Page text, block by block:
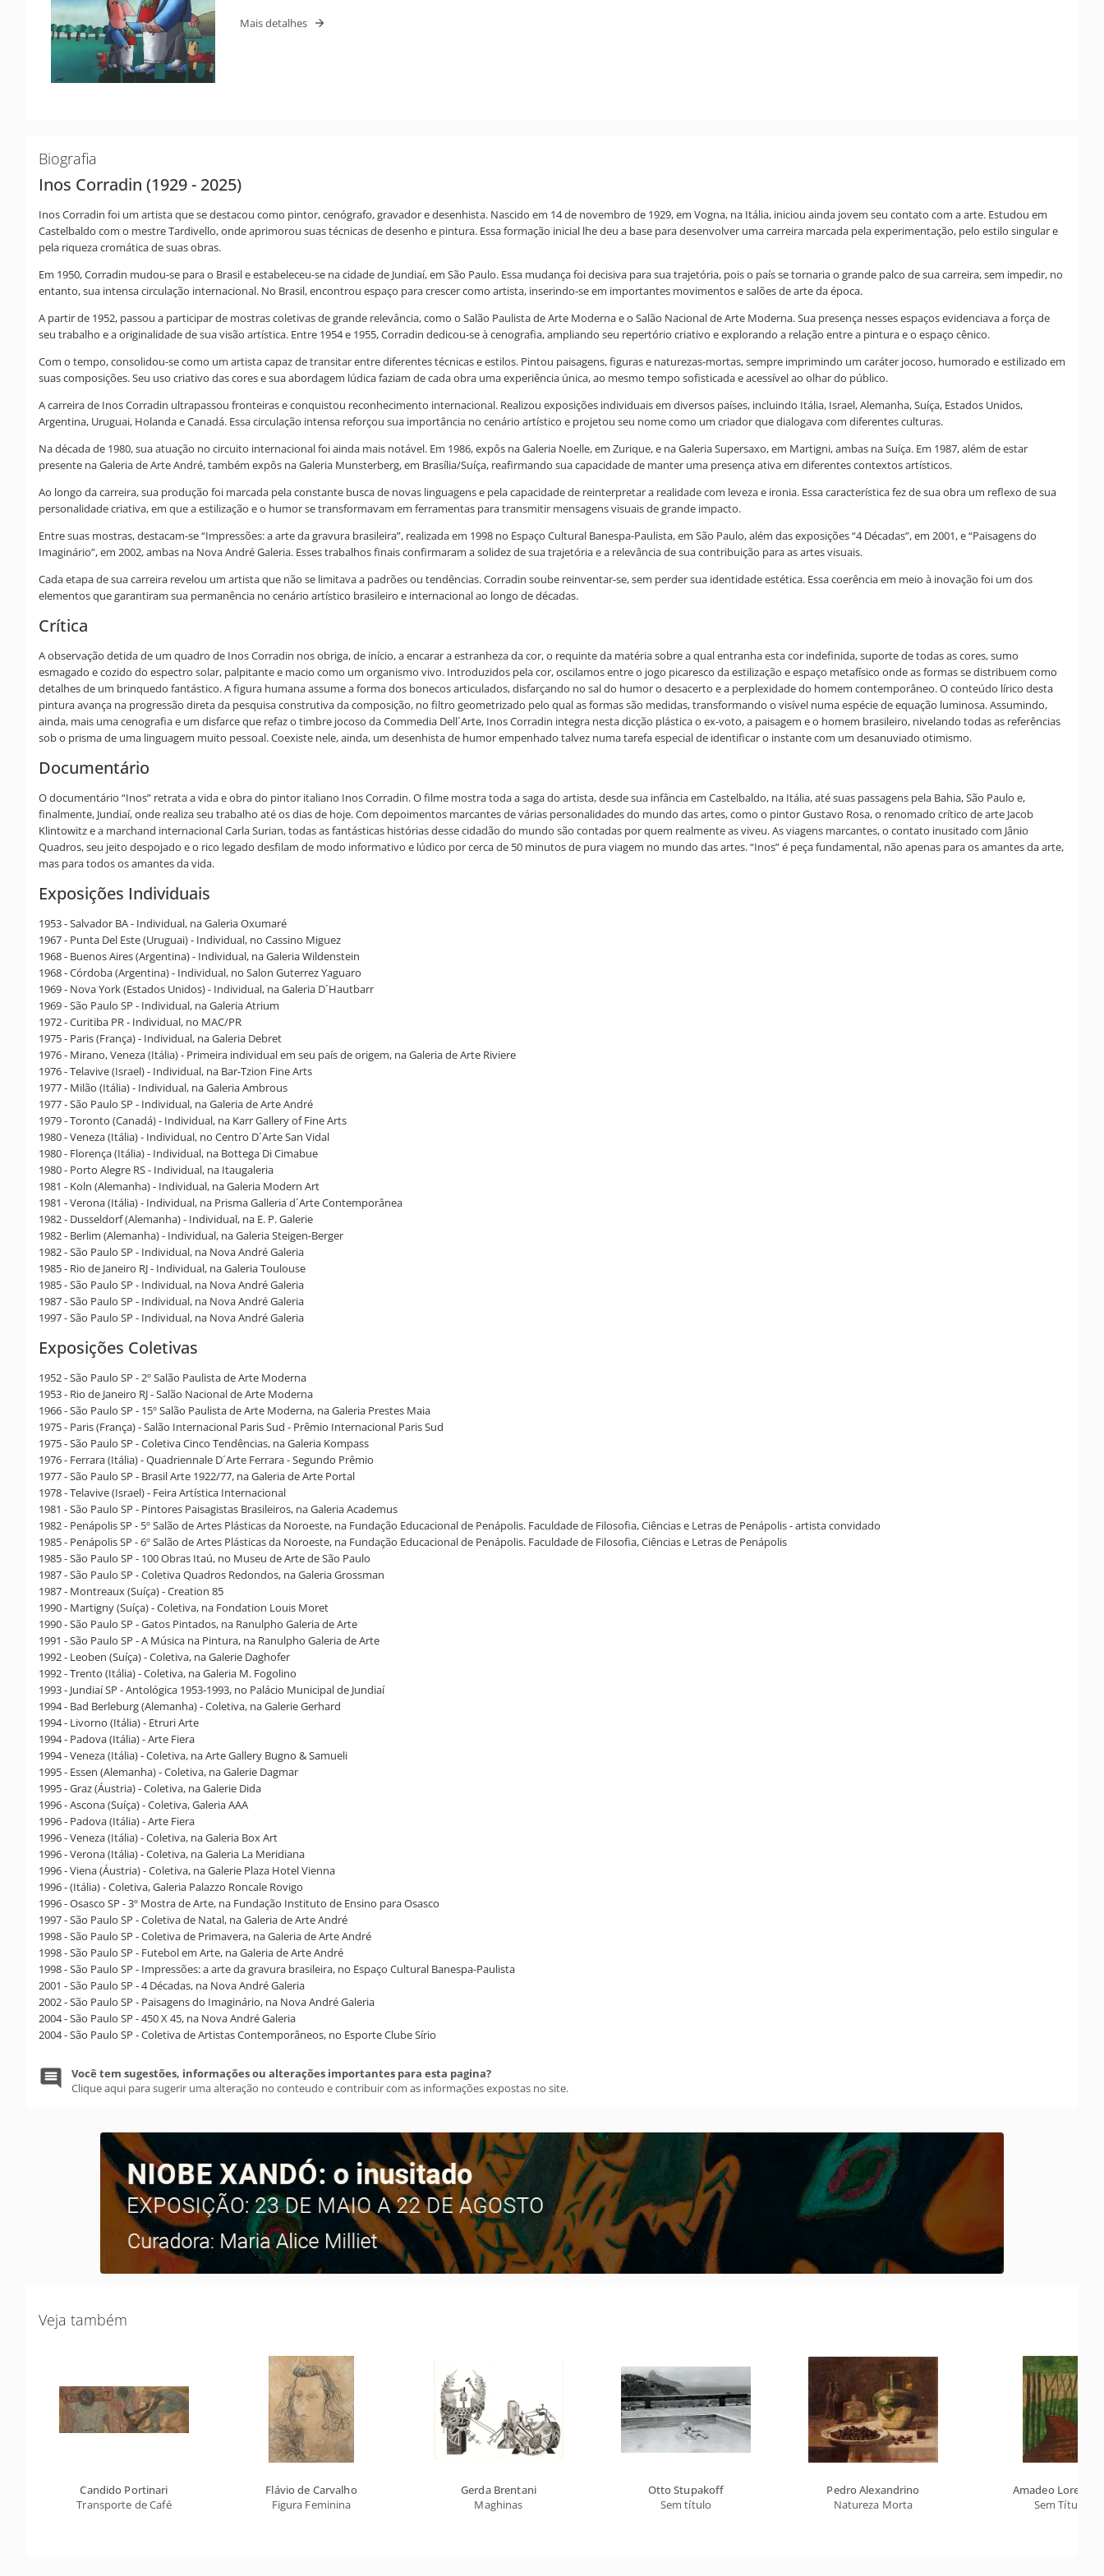
Mais detalhes
Biografia
Inos Corradin (1929 - 2025)
Inos Corradin foi um artista que se destacou como pintor, cenógrafo, gravador e desenhista. Nascido em 14 de novembro de 1929, em Vogna, na Itália, iniciou ainda jovem seu contato com a arte. Estudou em
Castelbaldo com o mestre Tardivello, onde aprimorou suas técnicas de desenho e pintura. Essa formação inicial lhe deu a base para desenvolver uma carreira marcada pela experimentação, pelo estilo singular e
pela riqueza cromática de suas obras.
Em 1950, Corradin mudou-se para o Brasil e estabeleceu-se na cidade de Jundiaí, em São Paulo. Essa mudança foi decisiva para sua trajetória, pois o país se tornaria o grande palco de sua carreira, sem impedir, no
entanto, sua intensa circulação internacional. No Brasil, encontrou espaço para crescer como artista, inserindo-se em importantes movimentos e salões de arte da época.
A partir de 1952, passou a participar de mostras coletivas de grande relevância, como o Salão Paulista de Arte Moderna e o Salão Nacional de Arte Moderna. Sua presença nesses espaços evidenciava a força de
seu trabalho e a originalidade de sua visão artística. Entre 1954 e 1955, Corradin dedicou-se à cenografia, ampliando seu repertório criativo e explorando a relação entre a pintura e o espaço cênico.
Com o tempo, consolidou-se como um artista capaz de transitar entre diferentes técnicas e estilos. Pintou paisagens, figuras e naturezas-mortas, sempre imprimindo um caráter jocoso, humorado e estilizado em
suas composições. Seu uso criativo das cores e sua abordagem lúdica faziam de cada obra uma experiência única, ao mesmo tempo sofisticada e acessível ao olhar do público.
A carreira de Inos Corradin ultrapassou fronteiras e conquistou reconhecimento internacional. Realizou exposições individuais em diversos países, incluindo Itália, Israel, Alemanha, Suíça, Estados Unidos,
Argentina, Uruguai, Holanda e Canadá. Essa circulação intensa reforçou sua importância no cenário artístico e projetou seu nome como um criador que dialogava com diferentes culturas.
Na década de 1980, sua atuação no circuito internacional foi ainda mais notável. Em 1986, expôs na Galeria Noelle, em Zurique, e na Galeria Supersaxo, em Martigni, ambas na Suíça. Em 1987, além de estar
presente na Galeria de Arte André, também expôs na Galeria Munsterberg, em Brasília/Suíça, reafirmando sua capacidade de manter uma presença ativa em diferentes contextos artísticos.
Ao longo da carreira, sua produção foi marcada pela constante busca de novas linguagens e pela capacidade de reinterpretar a realidade com leveza e ironia. Essa característica fez de sua obra um reflexo de sua
personalidade criativa, em que a estilização e o humor se transformavam em ferramentas para transmitir mensagens visuais de grande impacto.
Entre suas mostras, destacam-se “Impressões: a arte da gravura brasileira”, realizada em 1998 no Espaço Cultural Banespa-Paulista, em São Paulo, além das exposições “4 Décadas”, em 2001, e “Paisagens do
Imaginário”, em 2002, ambas na Nova André Galeria. Esses trabalhos finais confirmaram a solidez de sua trajetória e a relevância de sua contribuição para as artes visuais.
Cada etapa de sua carreira revelou um artista que não se limitava a padrões ou tendências. Corradin soube reinventar-se, sem perder sua identidade estética. Essa coerência em meio à inovação foi um dos
elementos que garantiram sua permanência no cenário artístico brasileiro e internacional ao longo de décadas.
Crítica
A observação detida de um quadro de Inos Corradin nos obriga, de início, a encarar a estranheza da cor, o requinte da matéria sobre a qual entranha esta cor indefinida, suporte de todas as cores, sumo
esmagado e cozido do espectro solar, palpitante e macio como um organismo vivo. Introduzidos pela cor, oscilamos entre o jogo picaresco da estilização e espaço metafísico onde as formas se distribuem como
detalhes de um brinquedo fantástico. A figura humana assume a forma dos bonecos articulados, disfarçando no sal do humor o desacerto e a perplexidade do homem contemporâneo. O conteúdo lírico desta
pintura avança na progressão direta da pesquisa construtiva da composição, no filtro geometrizado pelo qual as formas são medidas, transformando o visível numa espécie de equação luminosa. Assumindo,
ainda, mais uma cenografia e um disfarce que refaz o timbre jocoso da Commedia Dell´Arte, Inos Corradin integra nesta dicção plástica o ex-voto, a paisagem e o homem brasileiro, nivelando todas as referências
sob o prisma de uma linguagem muito pessoal. Coexiste nele, ainda, um desenhista de humor empenhado talvez numa tarefa especial de identificar o instante com um desanuviado otimismo.
Documentário
O documentário “Inos” retrata a vida e obra do pintor italiano Inos Corradin. O filme mostra toda a saga do artista, desde sua infância em Castelbaldo, na Itália, até suas passagens pela Bahia, São Paulo e,
finalmente, Jundiaí, onde realiza seu trabalho até os dias de hoje. Com depoimentos marcantes de várias personalidades do mundo das artes, como o pintor Gustavo Rosa, o renomado crítico de arte Jacob
Klintowitz e a marchand internacional Carla Surian, todas as fantásticas histórias desse cidadão do mundo são contadas por quem realmente as viveu. As viagens marcantes, o contato inusitado com Jânio
Quadros, seu jeito despojado e o rico legado desfilam de modo informativo e lúdico por cerca de 50 minutos de pura viagem no mundo das artes. “Inos” é peça fundamental, não apenas para os amantes da arte,
mas para todos os amantes da vida.
Exposições Individuais
1953 - Salvador BA - Individual, na Galeria Oxumaré
1967 - Punta Del Este (Uruguai) - Individual, no Cassino Miguez
1968 - Buenos Aires (Argentina) - Individual, na Galeria Wildenstein
1968 - Córdoba (Argentina) - Individual, no Salon Guterrez Yaguaro
1969 - Nova York (Estados Unidos) - Individual, na Galeria D´Hautbarr
1969 - São Paulo SP - Individual, na Galeria Atrium
1972 - Curitiba PR - Individual, no MAC/PR
1975 - Paris (França) - Individual, na Galeria Debret
1976 - Mirano, Veneza (Itália) - Primeira individual em seu país de origem, na Galeria de Arte Riviere
1976 - Telavive (Israel) - Individual, na Bar-Tzion Fine Arts
1977 - Milão (Itália) - Individual, na Galeria Ambrous
1977 - São Paulo SP - Individual, na Galeria de Arte André
1979 - Toronto (Canadá) - Individual, na Karr Gallery of Fine Arts
1980 - Veneza (Itália) - Individual, no Centro D´Arte San Vidal
1980 - Florença (Itália) - Individual, na Bottega Di Cimabue
1980 - Porto Alegre RS - Individual, na Itaugaleria
1981 - Koln (Alemanha) - Individual, na Galeria Modern Art
1981 - Verona (Itália) - Individual, na Prisma Galleria d´Arte Contemporânea
1982 - Dusseldorf (Alemanha) - Individual, na E. P. Galerie
1982 - Berlim (Alemanha) - Individual, na Galeria Steigen-Berger
1982 - São Paulo SP - Individual, na Nova André Galeria
1985 - Rio de Janeiro RJ - Individual, na Galeria Toulouse
1985 - São Paulo SP - Individual, na Nova André Galeria
1987 - São Paulo SP - Individual, na Nova André Galeria
1997 - São Paulo SP - Individual, na Nova André Galeria
Exposições Coletivas
1952 - São Paulo SP - 2º Salão Paulista de Arte Moderna
1953 - Rio de Janeiro RJ - Salão Nacional de Arte Moderna
1966 - São Paulo SP - 15º Salão Paulista de Arte Moderna, na Galeria Prestes Maia
1975 - Paris (França) - Salão Internacional Paris Sud - Prêmio Internacional Paris Sud
1975 - São Paulo SP - Coletiva Cinco Tendências, na Galeria Kompass
1976 - Ferrara (Itália) - Quadriennale D´Arte Ferrara - Segundo Prêmio
1977 - São Paulo SP - Brasil Arte 1922/77, na Galeria de Arte Portal
1978 - Telavive (Israel) - Feira Artística Internacional
1981 - São Paulo SP - Pintores Paisagistas Brasileiros, na Galeria Academus
1982 - Penápolis SP - 5º Salão de Artes Plásticas da Noroeste, na Fundação Educacional de Penápolis. Faculdade de Filosofia, Ciências e Letras de Penápolis - artista convidado
1985 - Penápolis SP - 6º Salão de Artes Plásticas da Noroeste, na Fundação Educacional de Penápolis. Faculdade de Filosofia, Ciências e Letras de Penápolis
1985 - São Paulo SP - 100 Obras Itaú, no Museu de Arte de São Paulo
1987 - São Paulo SP - Coletiva Quadros Redondos, na Galeria Grossman
1987 - Montreaux (Suíça) - Creation 85
1990 - Martigny (Suíça) - Coletiva, na Fondation Louis Moret
1990 - São Paulo SP - Gatos Pintados, na Ranulpho Galeria de Arte
1991 - São Paulo SP - A Música na Pintura, na Ranulpho Galeria de Arte
1992 - Leoben (Suíça) - Coletiva, na Galerie Daghofer
1992 - Trento (Itália) - Coletiva, na Galeria M. Fogolino
1993 - Jundiaí SP - Antológica 1953-1993, no Palácio Municipal de Jundiaí
1994 - Bad Berleburg (Alemanha) - Coletiva, na Galerie Gerhard
1994 - Livorno (Itália) - Etruri Arte
1994 - Padova (Itália) - Arte Fiera
1994 - Veneza (Itália) - Coletiva, na Arte Gallery Bugno & Samueli
1995 - Essen (Alemanha) - Coletiva, na Galerie Dagmar
1995 - Graz (Áustria) - Coletiva, na Galerie Dida
1996 - Ascona (Suíça) - Coletiva, Galeria AAA
1996 - Padova (Itália) - Arte Fiera
1996 - Veneza (Itália) - Coletiva, na Galeria Box Art
1996 - Verona (Itália) - Coletiva, na Galeria La Meridiana
1996 - Viena (Áustria) - Coletiva, na Galerie Plaza Hotel Vienna
1996 - (Itália) - Coletiva, Galeria Palazzo Roncale Rovigo
1996 - Osasco SP - 3º Mostra de Arte, na Fundação Instituto de Ensino para Osasco
1997 - São Paulo SP - Coletiva de Natal, na Galeria de Arte André
1998 - São Paulo SP - Coletiva de Primavera, na Galeria de Arte André
1998 - São Paulo SP - Futebol em Arte, na Galeria de Arte André
1998 - São Paulo SP - Impressões: a arte da gravura brasileira, no Espaço Cultural Banespa-Paulista
2001 - São Paulo SP - 4 Décadas, na Nova André Galeria
2002 - São Paulo SP - Paisagens do Imaginário, na Nova André Galeria
2004 - São Paulo SP - 450 X 45, na Nova André Galeria
2004 - São Paulo SP - Coletiva de Artistas Contemporâneos, no Esporte Clube Sírio
Você tem sugestões, informações ou alterações importantes para esta pagina?
Clique aqui para sugerir uma alteração no conteudo e contribuir com as informações expostas no site.
Veja também
Candido Portinari
Transporte de Café
Flávio de Carvalho
Figura Feminina
Gerda Brentani
Maghinas
Otto Stupakoff
Sem título
Pedro Alexandrino
Natureza Morta
Amadeo
Sem Título